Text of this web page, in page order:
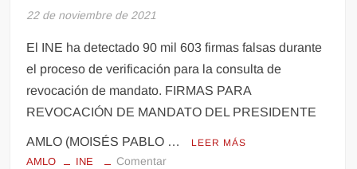
22 de noviembre de 2021
El INE ha detectado 90 mil 603 firmas falsas durante
el proceso de verificación para la consulta de
revocación de mandato. FIRMAS PARA
REVOCACIÓN DE MANDATO DEL PRESIDENTE
AMLO (MOISÉS PABLO … LEER MÁS
AMLO INE Comentaren